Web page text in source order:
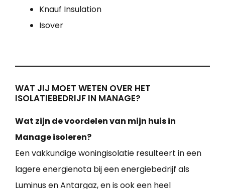
Knauf Insulation
Isover
WAT JIJ MOET WETEN OVER HET
ISOLATIEBEDRIJF IN MANAGE?
Wat zijn de voordelen van mijn huis in
Manage isoleren?
Een vakkundige woningisolatie resulteert in een
lagere energienota bij een energiebedrijf als
Luminus en Antargaz, en is ook een heel